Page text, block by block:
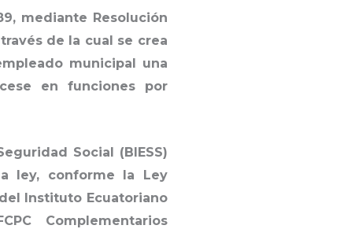
mediante Resolución
de la cual se crea
municipal una
en funciones por
Social (BIESS)
ley, conforme la Ley
Instituto Ecuatoriano
Complementarios